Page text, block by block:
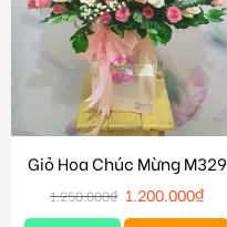
Giỏ Hoa Chúc Mừng M329
1.250.000₫ 1.200.000₫